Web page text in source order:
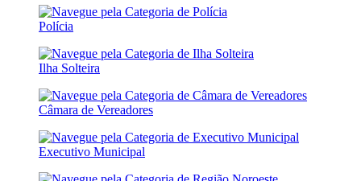
Polícia
Ilha Solteira
Câmara de Vereadores
Executivo Municipal